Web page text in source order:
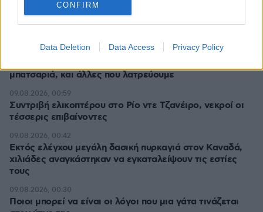
CONFIRM
Data Deletion Data Access Privacy Policy
09.08.2026, 01:31
μπατσαριά, και άλλες που λατρεύουμε
09.08.2026, 01:00
Συντριβή ελικοπτέρου στο Ρίο ντε Τζανέιρο, νεκροί οι
τέσσερις επιβαίνοντες
09.08.2026, 00:59
Εκτός ελέγχου μεγάλη δασική πυρκαγιά στον Καναδά,
χιλιάδες αναγκάστηκαν να εγκαταλείψουν τις εστίες
τους
09.08.2026, 00:42
Ποιοι μπορεί να είναι οι λόγοι που μια γάτα τινάζεται
09.08.2026, 00:30